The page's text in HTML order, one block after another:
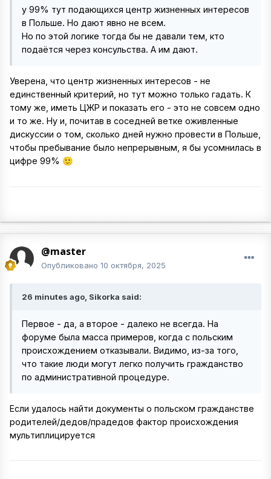
у 99% тут подающихся центр жизненных интересов
в Польше. Но дают явно не всем.
Но по этой логике тогда бы не давали тем, кто
подаётся через консульства. А им дают.
Уверена, что центр жизненных интересов - не
единственный критерий, но тут можно только гадать. К
тому же, иметь ЦЖР и показать его - это не совсем одно
и то же. Ну и, почитав в соседней ветке оживленные
дискуссии о том, сколько дней нужно провести в Польше,
чтобы пребывание было непрерывным, я бы усомнилась в
цифре 99% 🙂
@master
Опубликовано 10 октября, 2025
26 minutes ago, Sikorka said:
Первое - да, а второе - далеко не всегда. На
форуме была масса примеров, когда с польским
происхождением отказывали. Видимо, из-за того,
что такие люди могут легко получить гражданство
по административной процедуре.
Если удалось найти документы о польском гражданстве
родителей/дедов/прадедов фактор происхождения
мультиплицируется